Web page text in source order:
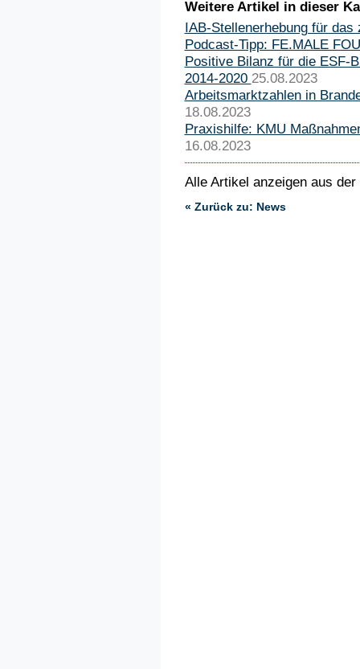
Weitere Artikel in dieser
IAB-Stellenerhebung für das
Podcast-Tipp: FE.MALE
Positive Bilanz für die ESF-
2014-2020 25.08.2023
Arbeitsmarktzahlen in
18.08.2023
Praxishilfe: KMU
16.08.2023
Alle Artikel anzeigen aus
« Zurück zu: News